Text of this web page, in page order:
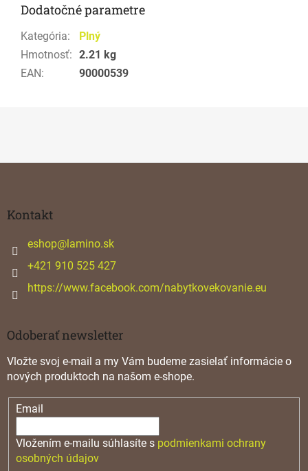
Dodatočné parametre
Kategória:
Plný
Hmotnosť: 2.21 kg
EAN: 90000539
Kontakt
eshop@lamino.sk
+421 910 525 427
https://www.facebook.com/nabytkovekovanie.eu
Odoberať newsletter
Vložte svoj e-mail a my Vám budeme zasielať informácie o
nových produktoch na našom e-shope.
Email
Vložením e-mailu súhlasíte s podmienkami ochrany
osobných údajov